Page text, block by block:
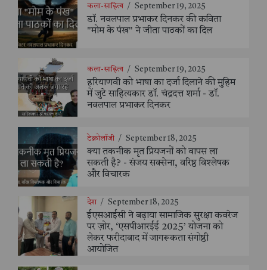
कला-साहित्य / September 19, 2025
डॉ. नवलपाल प्रभाकर दिनकर की कविता
"मोम के पंख" ने जीता पाठकों का दिल
कला-साहित्य / September 19, 2025
हरियाणवी को भाषा का दर्जा दिलाने की मुहिम
में जुटे साहित्यकार डॉ. चंद्रदत्त शर्मा - डॉ.
नवलपाल प्रभाकर दिनकर
टेक्नोलॉजी / September 18, 2025
क्या तकनीक मृत प्रियजनों को वापस ला
सकती है? - संजय सक्सेना, वरिष्ठ विश्लेषक
और विचारक
देश / September 18, 2025
ईएसआईसी ने बढ़ाया सामाजिक सुरक्षा कवरेज
पर ज़ोर, ‘एसपीआरईई 2025’ योजना को
लेकर फरीदाबाद में जागरूकता संगोष्ठी
आयोजित